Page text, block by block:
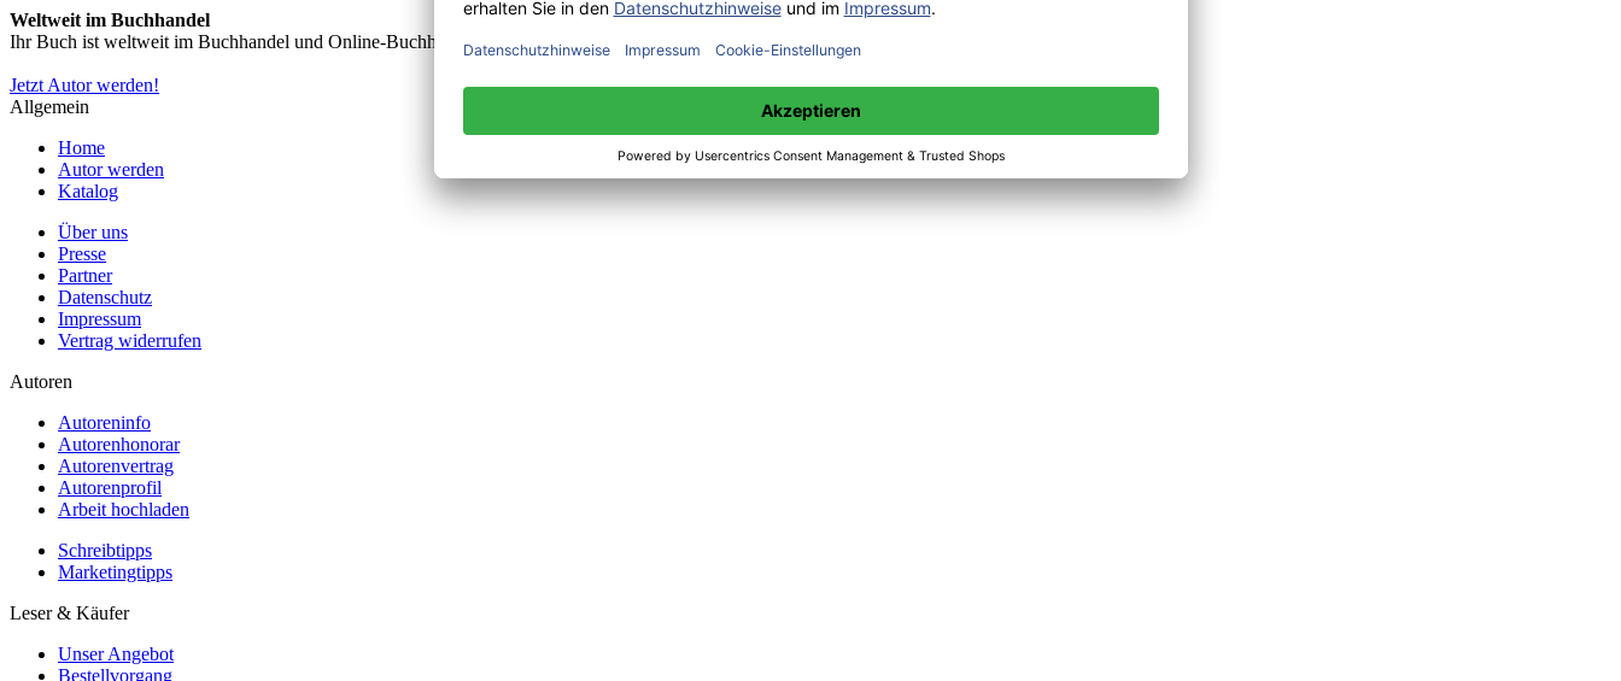
Weltweit im Buchhandel
Ihr Buch ist weltweit im Buchhandel und Online-Buchhandel wie z.B. amazon erhältlich.
Jetzt Autor werden!
Allgemein
Home
Autor werden
Katalog
Über uns
Presse
Partner
Datenschutz
Impressum
Vertrag widerrufen
Autoren
Autoreninfo
Autorenhonorar
Autorenvertrag
Autorenprofil
Arbeit hochladen
Schreibtipps
Marketingtipps
Leser & Käufer
Unser Angebot
Bestellvorgang